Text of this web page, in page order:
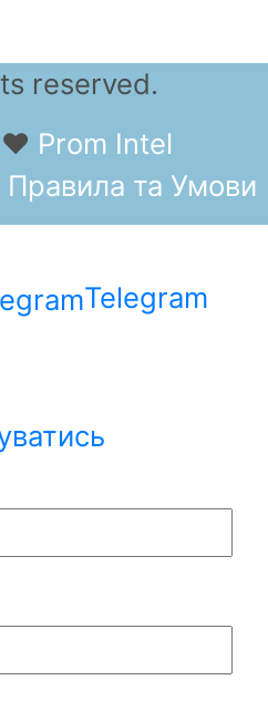
reserved.
❤ Prom Intel
Правила та Умови
Telegram